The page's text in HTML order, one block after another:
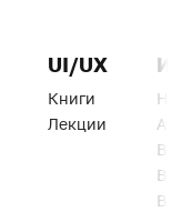
UI/UX
Книги
Лекции
Веб